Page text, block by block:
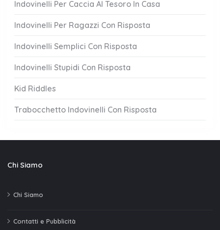
Indovinelli Per Caccia Al Tesoro In Casa
Indovinelli Per Ragazzi Con Risposta
Indovinelli Semplici Con Risposta
Indovinelli Stupidi Con Risposta
Kid Riddles
Trabocchetto Indovinelli Con Risposta
Chi Siamo
Chi Siamo
Contatti e Pubblicità